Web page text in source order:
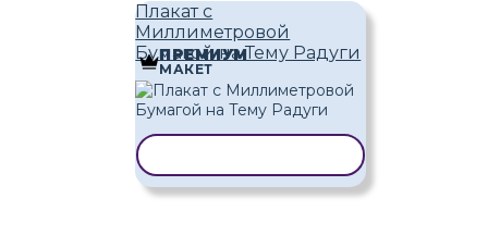
Плакат с
Миллиметровой
Бумагой на Тему Радуги
ПРЕМИУМ
МАКЕТ